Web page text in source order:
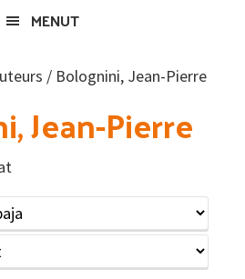
MENUT
/ Bolognini, Jean-Pierre
Jean-Pierre